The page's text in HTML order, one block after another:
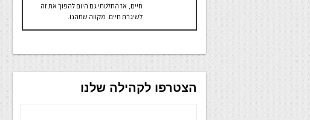
חיים, אז החלטתי גם היום להפוך את זה
לשיגרת חיים. מקווה שתהנו.
הצטרפו לקהילה שלנו